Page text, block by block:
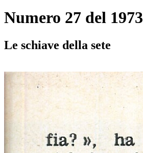
Numero 27 del 1973
Le schiave della sete